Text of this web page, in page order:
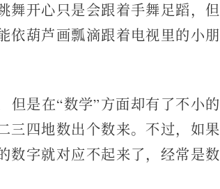
舞开心只是会跟着手舞足蹈，但
依葫芦画瓢滴跟着电视里的小朋
但是在“数学”方面却有了不小的
三四地数出个数来。不过，如果
数字就对应不起来了，经常是数